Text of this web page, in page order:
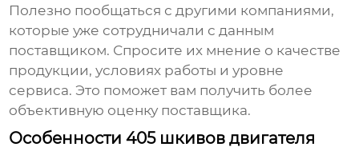
Полезно пообщаться с другими компаниями,
которые уже сотрудничали с данным
поставщиком. Спросите их мнение о качестве
продукции, условиях работы и уровне
сервиса. Это поможет вам получить более
объективную оценку поставщика.
Особенности 405 шкивов двигателя